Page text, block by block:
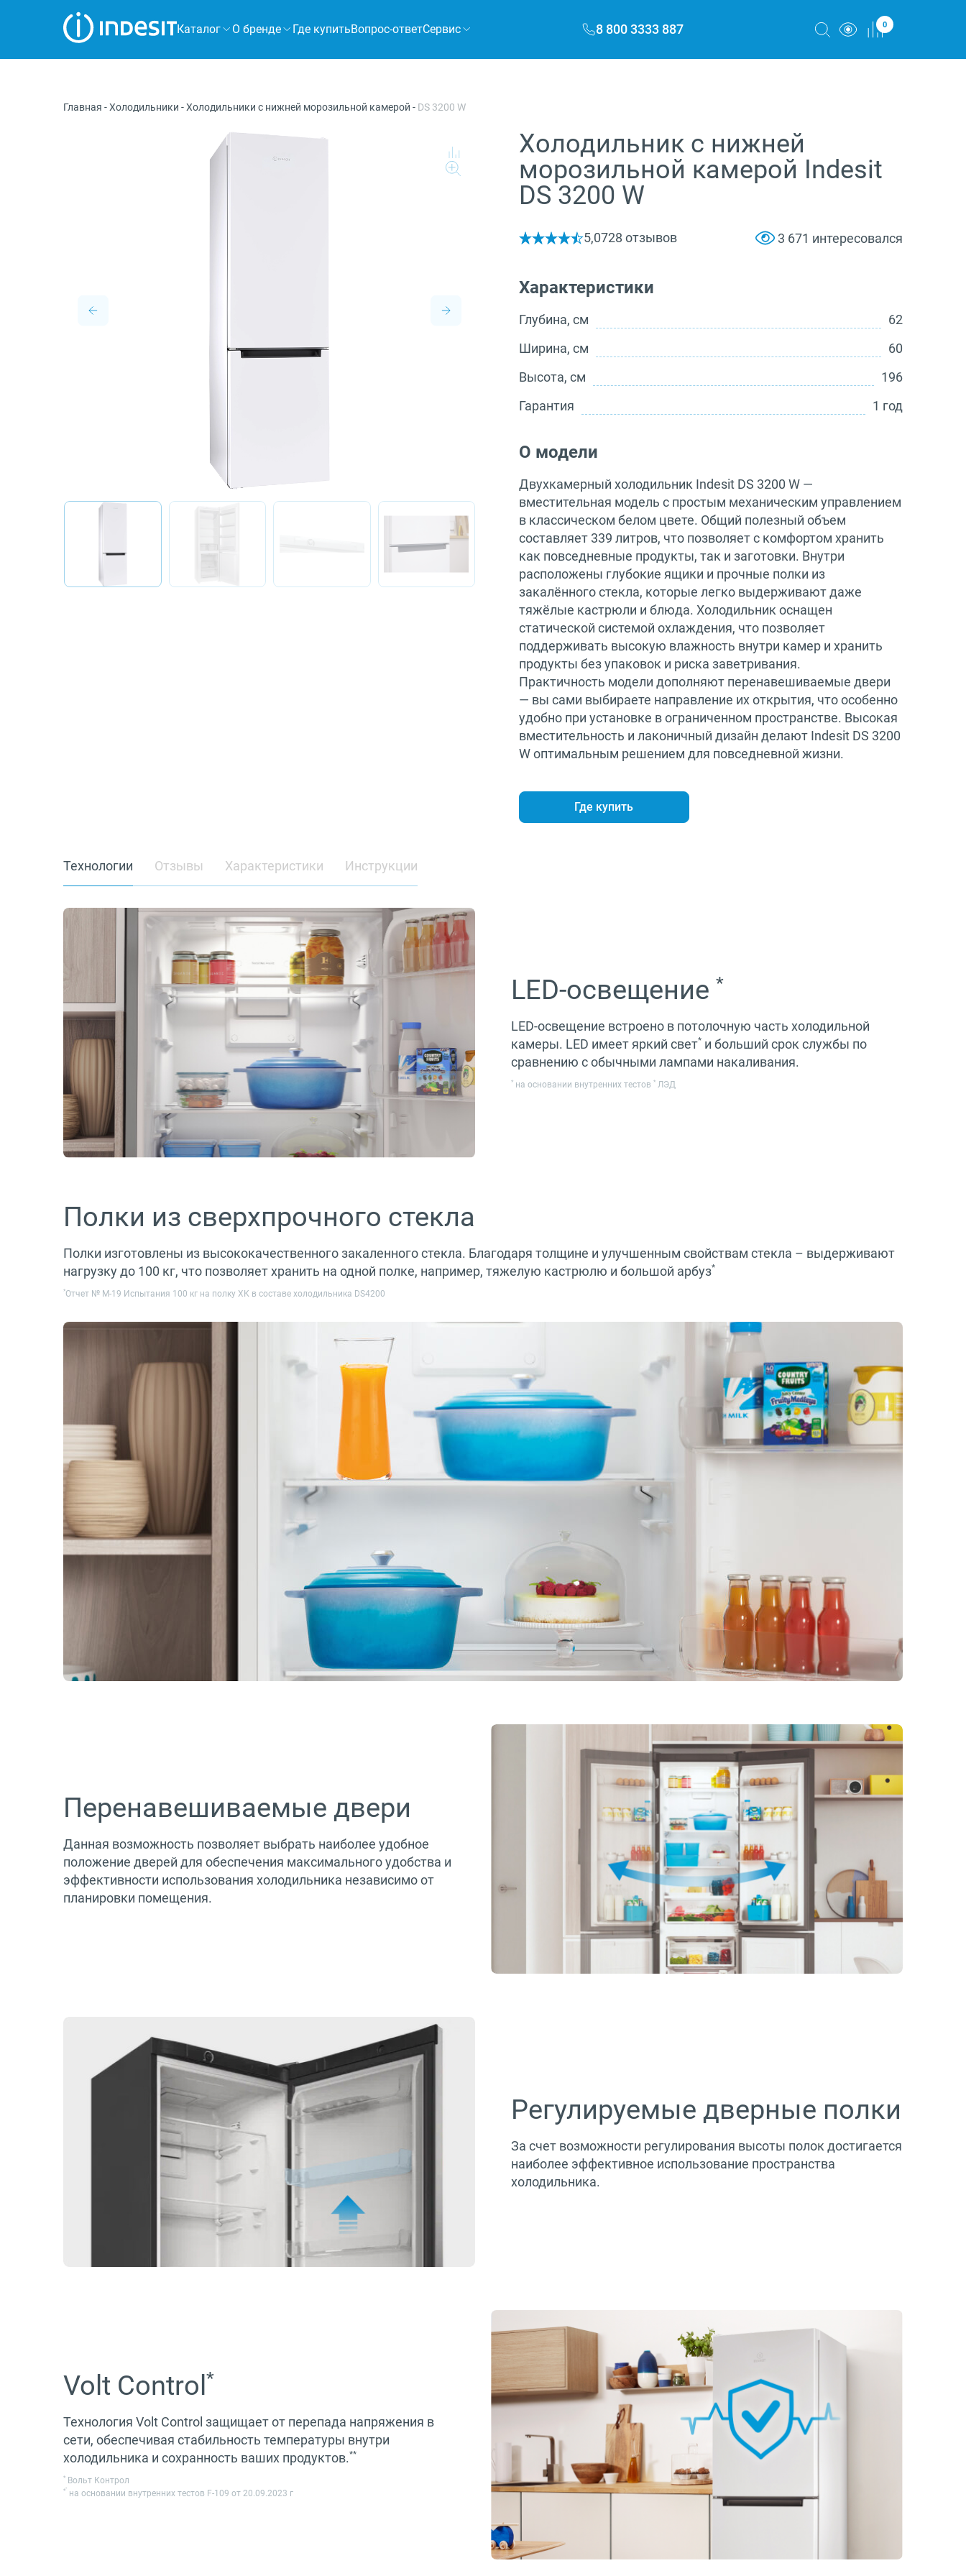
Каталог О бренде Где купитьВопрос-ответСервис 8 800 3333 887 0
Холодильники
Микроволновые печи
Главная -Холодильники -Холодильники с нижней морозильной камерой - DS 3200 W
Холодильник с нижней
морозильной камерой Indesit
DS 3200 W
5,0728 отзывов 3 671 интересовался
Характеристики
Глубина, см
62
Ширина, см
60
Высота, см
196
Гарантия
1 год
О модели
Двухкамерный холодильник Indesit DS 3200 W —
вместительная модель с простым механическим управлением
в классическом белом цвете. Общий полезный объем
составляет 339 литров, что позволяет с комфортом хранить
как повседневные продукты, так и заготовки. Внутри
расположены глубокие ящики и прочные полки из
закалённого стекла, которые легко выдерживают даже
тяжёлые кастрюли и блюда. Холодильник оснащен
статической системой охлаждения, что позволяет
поддерживать высокую влажность внутри камер и хранить
продукты без упаковок и риска заветривания.
Практичность модели дополняют перенавешиваемые двери
— вы сами выбираете направление их открытия, что особенно
удобно при установке в ограниченном пространстве. Высокая
вместительность и лаконичный дизайн делают Indesit DS 3200
W оптимальным решением для повседневной жизни.
Где купить
Технологии Отзывы Характеристики Инструкции
LED-освещение*
LED-освещение встроено в потолочную часть холодильной
камеры. LED имеет яркий свет* и больший срок службы по
сравнению с обычными лампами накаливания.
* на основании внутренних тестов * ЛЭД
Полки из сверхпрочного стекла
Полки изготовлены из высококачественного закаленного стекла. Благодаря толщине и улучшенным свойствам стекла – выдерживают
нагрузку до 100 кг, что позволяет хранить на одной полке, например, тяжелую кастрюлю и большой арбуз*
*Отчет № M-19 Испытания 100 кг на полку ХК в составе холодильника DS4200
Перенавешиваемые двери
Данная возможность позволяет выбрать наиболее удобное
положение дверей для обеспечения максимального удобства и
эффективности использования холодильника независимо от
планировки помещения.
Регулируемые дверные полки
За счет возможности регулирования высоты полок достигается
наиболее эффективное использование пространства
холодильника.
Volt Control *
Технология Volt Control защищает от перепада напряжения в
сети, обеспечивая стабильность температуры внутри
холодильника и сохранность ваших продуктов.**
* Вольт Контрол
** на основании внутренних тестов F-109 от 20.09.2023 г